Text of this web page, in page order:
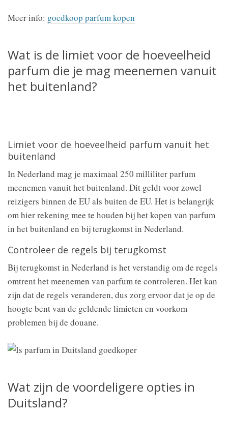
Meer info: goedkoop parfum kopen
Wat is de limiet voor de hoeveelheid
parfum die je mag meenemen vanuit
het buitenland?
Limiet voor de hoeveelheid parfum vanuit het
buitenland
In Nederland mag je maximaal 250 milliliter parfum
meenemen vanuit het buitenland. Dit geldt voor zowel
reizigers binnen de EU als buiten de EU. Het is belangrijk
om hier rekening mee te houden bij het kopen van parfum
in het buitenland en bij terugkomst in Nederland.
Controleer de regels bij terugkomst
Bij terugkomst in Nederland is het verstandig om de regels
omtrent het meenemen van parfum te controleren. Het kan
zijn dat de regels veranderen, dus zorg ervoor dat je op de
hoogte bent van de geldende limieten en voorkom
problemen bij de douane.
Wat zijn de voordeligere opties in
Duitsland?